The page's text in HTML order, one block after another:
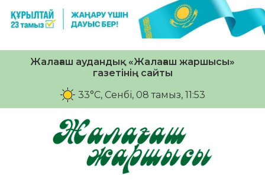
Жалағаш аудандық «Жалағаш жаршысы»
газетінің сайты
33°C, Сенбі, 08 тамыз, 11:53